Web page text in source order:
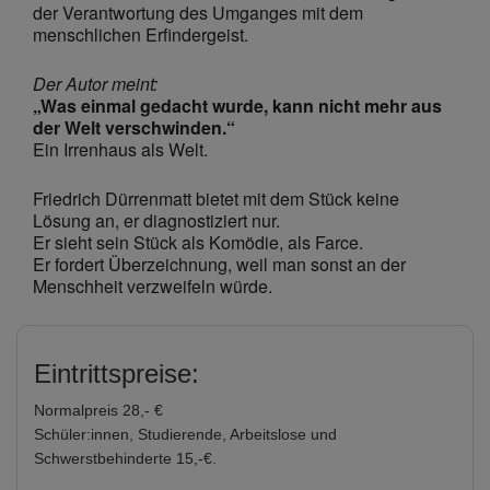
der Verantwortung des Umganges mit dem
menschlichen Erfindergeist.
Der Autor meint:
„Was einmal gedacht wurde, kann nicht mehr aus
der Welt verschwinden.“
Ein Irrenhaus als Welt.
Friedrich Dürrenmatt bietet mit dem Stück keine
Lösung an, er diagnostiziert nur.
Er sieht sein Stück als Komödie, als Farce.
Er fordert Überzeichnung, weil man sonst an der
Menschheit verzweifeln würde.
Eintrittspreise:
Normalpreis 28,- €
Schüler:innen, Studierende, Arbeitslose und
Schwerstbehinderte 15,-€.